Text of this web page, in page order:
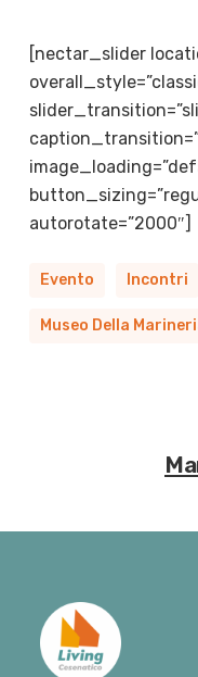
[nectar_slider
autorotate=”2000″]
Evento Incontri
Museo Della